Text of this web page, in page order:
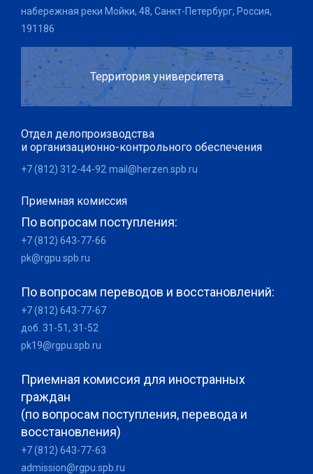
набережная реки Мойки, 48, Санкт-Петербург, Россия,
191186
Территория университета
Отдел делопроизводства
и организационно-контрольного обеспечения
+7 (812) 312-44-92 mail@herzen.spb.ru
Приемная комиссия
По вопросам поступления:
+7 (812) 643-77-66
pk@rgpu.spb.ru
По вопросам переводов и восстановлений:
+7 (812) 643-77-67
доб. 31-51, 31-52
pk19@rgpu.spb.ru
Приемная комиссия для иностранных
граждан
(по вопросам поступления, перевода и
восстановления)
+7 (812) 643-77-63
admission@rgpu.spb.ru